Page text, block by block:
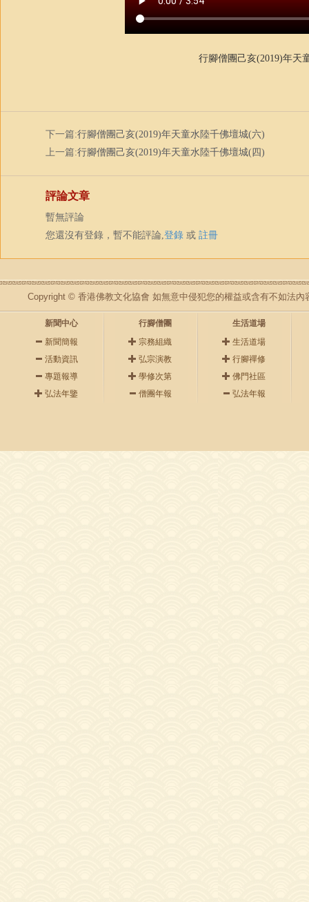
行腳僧團己亥(2019)年天
下一篇:行腳僧團己亥(2019)年天童水陸千佛壇城(六)
上一篇:行腳僧團己亥(2019)年天童水陸千佛壇城(四)
評論文章
暫無評論
您還沒有登錄，暫不能評論,登錄 或 註冊
Copyright © 香港佛教文化協會 如無意中侵犯您的權益或含有不如法內
新聞中心
新聞簡報
活動資訊
專題報導
弘法年鑒
行腳僧團
宗務組織
弘宗演教
學修次第
僧團年報
生活道場
生活道場
行腳禪修
佛門社區
弘法年報